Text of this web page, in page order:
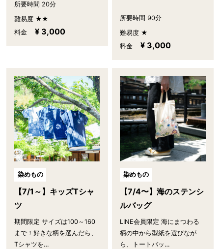
所要時間 20分
難易度 ★★
料金
¥ 3,000
所要時間 90分
難易度 ★
料金
¥ 3,000
染めもの
【7/1～】キッズTシャ
ツ
期間限定 サイズは100～160
まで！好きな柄を選んだら、
Tシャツを…
染めもの
【7/4〜】海のステンシ
ルバッグ
LINE会員限定 海にまつわる
柄の中から型紙を選びなが
ら、トートバッ…